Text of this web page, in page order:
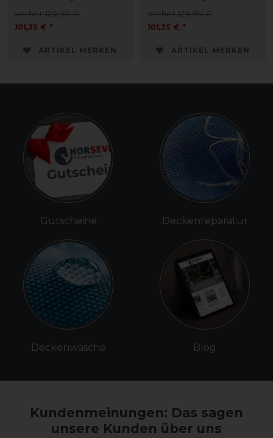
vorher 129,90 €
101,35 € *
ARTIKEL MERKEN
vorher 129,90 €
101,35 € *
ARTIKEL MERKEN
Gutscheine
Deckenwäsche
Deckenreparatur
Blog
Kundenmeinungen: Das sagen
unsere Kunden über uns